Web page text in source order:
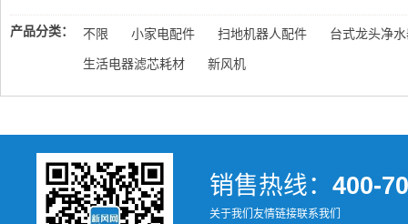
产品分类： 不限 小家电配件 扫地机器人配件 台式龙头净
生活电器滤芯耗材 新风机
销售热线： 400-
关于我们 友情链接联系我们